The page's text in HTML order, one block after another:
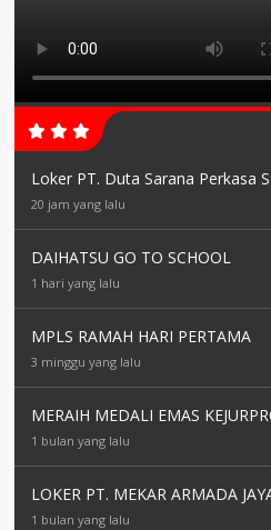
Loker PT. Duta Sarana Perkasa
20 jam yang lalu
DAIHATSU GO TO SCHOOL
1 hari yang lalu
MPLS RAMAH HARI PERTAMA
3 minggu yang lalu
MERAIH MEDALI EMAS
1 bulan yang lalu
LOKER PT. MEKAR ARMADA
1 bulan yang lalu